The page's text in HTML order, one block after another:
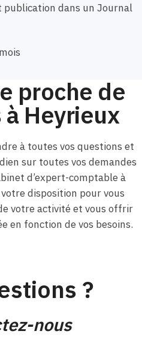
publication dans un Journal
proche de
à Heyrieux
à toutes vos questions et
sur toutes vos demandes
d’expert-comptable à
disposition pour vous
votre activité et vous offrir
en fonction de vos besoins.
?
nous